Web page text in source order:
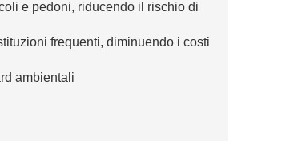
e pedoni, riducendo il rischio di
frequenti, diminuendo i costi
ambientali